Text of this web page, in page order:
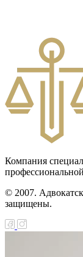
в
Об
с
Компания
© 2007.
защищены.